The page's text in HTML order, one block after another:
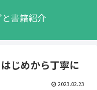
と書籍紹介
じめから丁寧に
2023.02.23